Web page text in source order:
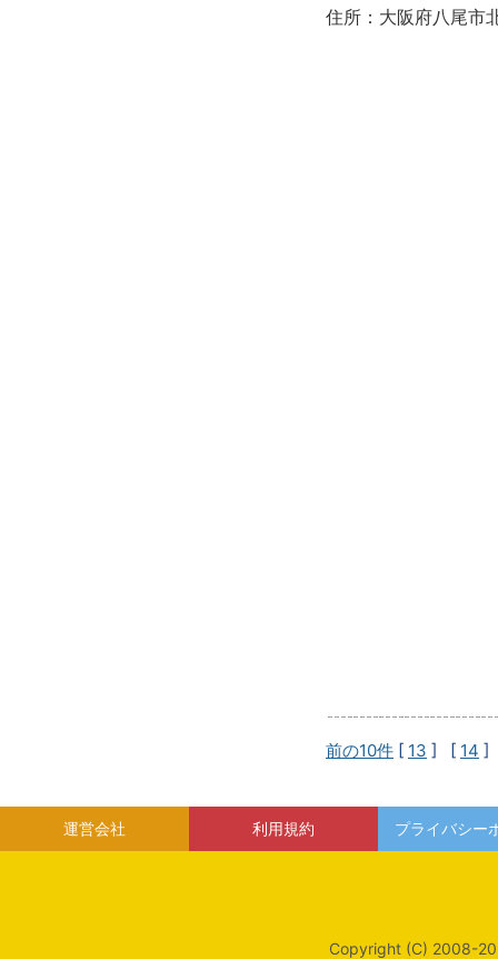
住所：大阪府八尾市
前の10件 [ 13 ] [ 14 ]
運営会社 利用規約 プライバシー
Copyright (C) 2008-